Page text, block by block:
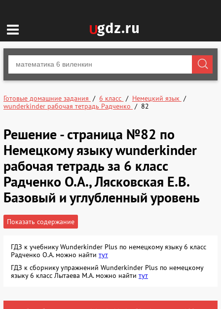
Готовые домашние задания 6 класс
Немецкий язык
wunderkinder рабочая тетрадь Радченко
82
Решение - страница №82 по
Немецкому языку wunderkinder
рабочая тетрадь за 6 класс
Радченко О.А., Лясковская Е.В.
Базовый и углубленный уровень
Показать содержание
ГДЗ к учебнику Wunderkinder Plus по немецкому языку 6 класс
Радченко О.А. можно найти тут
ГДЗ к сборнику упражнений Wunderkinder Plus по немецкому
языку 6 класс Лытаева М.А. можно найти тут